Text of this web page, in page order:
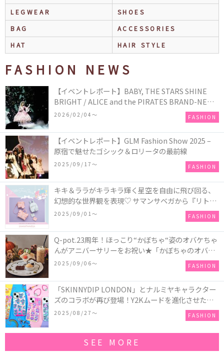
LEGWEAR
SHOES
BAG
ACCESSORIES
HAT
HAIR STYLE
FASHION NEWS
【イベントレポート】BABY, THE STARS SHINE
BRIGHT / ALICE and the PIRATES BRAND-NEW
COLLECTION in TOKYO
2026/02/04〜 FASHION
【イベントレポート】GLM Fashion Show 2025 –
原宿で魅せたゴシック＆ロリータの最前線
2025/09/17〜 FASHION
キキ＆ララがキラキラ輝く星空を自由に飛び回る、
幻想的な世界観を表現♡ サマンサベガから『リトル
ツインスターズ』50周年アニバーサリーイヤー』を
2025/09/01〜 FASHION
Q-pot.23周年！ほっこり“かぼちゃ“姿のオバケちゃ
んがアニバーサリーをお祝い★「かぼちゃのオバケ
ーキアクセサリー」が新発売！Q-pot CAFE.では
「かぼちゃのオバケーキプレート」も登場
2025/09/06〜 FASHION
「SKINNYDIP LONDON」とナルミヤキャラクター
ズのコラボが再び登場！Y2Kムードを進化させた新
作コレクションを発売♪
2025/08/27〜 FASHION
SEE MORE